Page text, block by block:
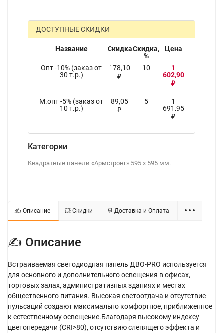
ДОСТУПНЫЕ СКИДКИ
Название СкидкаСкидка,
%
Цена
Опт -10% (заказ от
30 т.р.)
178,10
₽
10
1
602,90
₽
М.опт -5% (заказ от
10 т.р.)
89,05
₽
5
1
691,95
₽
Категории
Квадратные панели «Армстронг» 595 x 595 мм.
✍ Описание 💥 Скидки 🛒 Доставка и Оплата
✍ Описание
Встраиваемая светодиодная панель ДВО-PRO используется
для основного и дополнительного освещения в офисах,
торговых залах, административных зданиях и местах
общественного питания. Высокая светоотдача и отсутствие
пульсаций создают максимально комфортное, приближенное
к естественному освещение.Благодаря высокому индексу
цветопередачи (CRI>80), отсутствию слепящего эффекта и